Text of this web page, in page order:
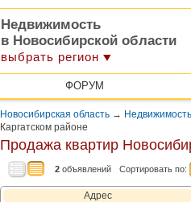
Недвижимость
в Новосибирской области
выбрать регион
ФОРУМ
Новосибирская область →
Каргатском районе
Продажа квартир
2 объявлений Сортировать по:
Адрес